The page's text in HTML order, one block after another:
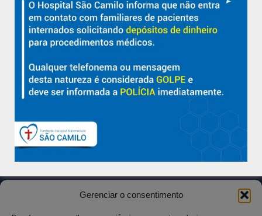
Gerenciar o consentimento
Nossa História e Fundador
Diretorias
Políticas e Normas
Trabalhe Conosco
Blog
Suporte